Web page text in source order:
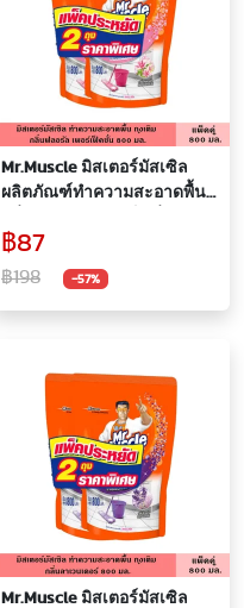
Mr.Muscle มิสเตอร์มัสเซิล
ผลิตภัณฑ์ทำความสะอาดพื้น
ถุงเติม 800 มล. แพ็คคู่ ถูพื้น
ล้างพื้น หอม
฿87
฿198 -57%
Mr.Muscle มิสเตอร์มัสเซิล